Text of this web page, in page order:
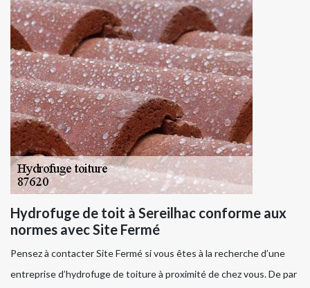
Hydrofuge de toit à Sereilhac conforme aux
normes avec Site Fermé
Pensez à contacter Site Fermé si vous êtes à la recherche d’une
entreprise d’hydrofuge de toiture à proximité de chez vous. De par